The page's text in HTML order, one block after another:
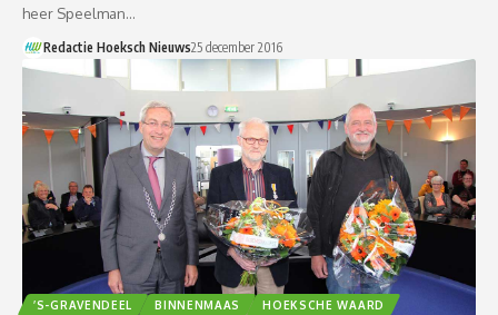
heer Speelman…
Redactie Hoeksch Nieuws25 december 2016
’S-GRAVENDEEL BINNENMAAS
HOEKSCHE WAARD